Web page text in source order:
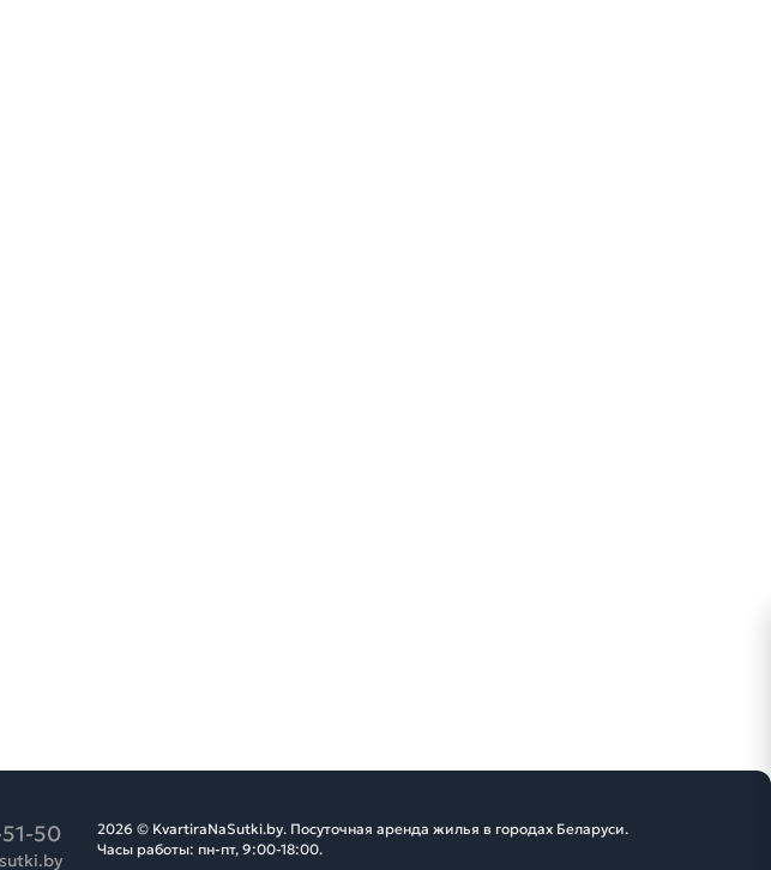
50
2026 © KvartiraNaSutki.by. Посуточная аренда жилья в городах Беларуси.
Часы работы: пн-пт, 9:00-18:00.